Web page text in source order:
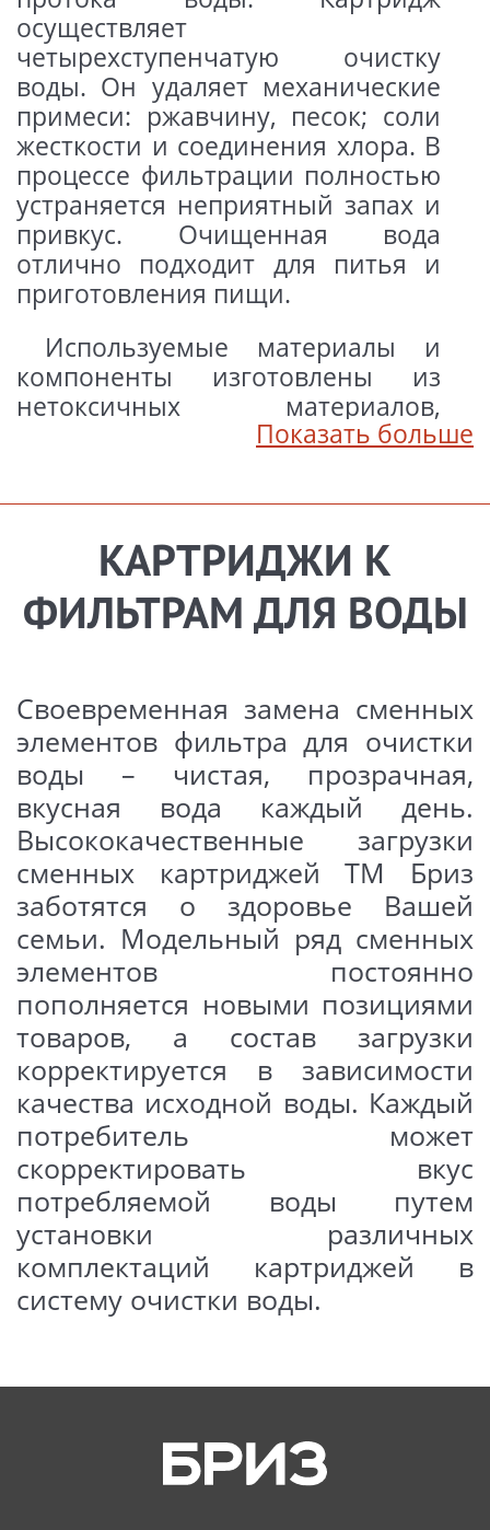
осуществляет
четырехступенчатую очистку
воды. Он удаляет механические
примеси: ржавчину, песок; соли
жесткости и соединения хлора. В
процессе фильтрации полностью
устраняется неприятный запах и
привкус. Очищенная вода
отлично подходит для питья и
приготовления пищи.
Используемые материалы и
компоненты изготовлены из
нетоксичных материалов,
допущенных для контакта с
соответствующих требованиям
Составкартриджа:
● ионообменная смола
уголь
● кокосовый активированный
уголь, обработанный серебром
Комплект поставки:
Упаковочная коробка – 2 шт.
Сменная кассета в герметичной
упаковке – 2 шт.
Производительность:
Производительность (расход
воды) не менее 3-х л/час.
Ресурс сменной кассеты 200
литров*
При потреблении до трех литров
продолжительность работы
● для 1 человека – 90 дней
Показать больше
КАРТРИДЖИ К
ФИЛЬТРАМ ДЛЯ ВОДЫ
Своевременная замена сменных
элементов фильтра для очистки
воды – чистая, прозрачная,
вкусная вода каждый день.
Высококачественные загрузки
сменных картриджей ТМ Бриз
заботятся о здоровье Вашей
семьи. Модельный ряд сменных
элементов постоянно
пополняется новыми позициями
товаров, а состав загрузки
корректируется в зависимости
качества исходной воды. Каждый
потребитель может
скорректировать вкус
потребляемой воды путем
установки различных
комплектаций картриджей в
систему очистки воды.